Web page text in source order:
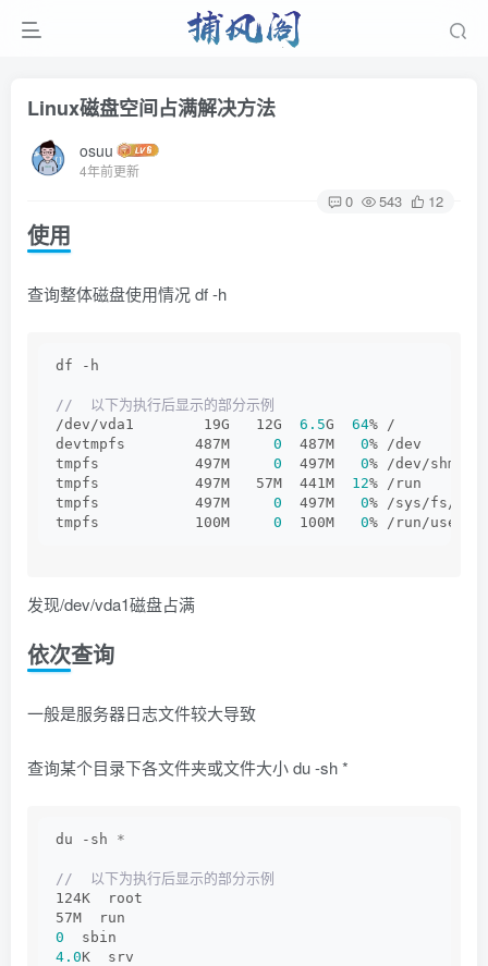
Linux磁盘空间占满解决方法
osuu
4年前更新
0 543 12
使用
查询整体磁盘使用情况 df -h
df -h
//  以下为执行后显示的部分示例
/dev/vda1        19G   12G 6.5G 64% /
devtmpfs        487M 0
  487M
0% /dev
tmpfs           497M 0
  497M
0% /dev/shm
tmpfs           497M   57M  441M 12% /run
tmpfs           497M 0
  497M
0% /sys/fs/
tmpfs           100M 0
  100M
0% /run/user/
发现/dev/vda1磁盘占满
依次查询
一般是服务器日志文件较大导致
查询某个目录下各文件夹或文件大小 du -sh *
du -sh *
//  以下为执行后显示的部分示例
124K  root
57M  run
0
  sbin
4.0K  srv